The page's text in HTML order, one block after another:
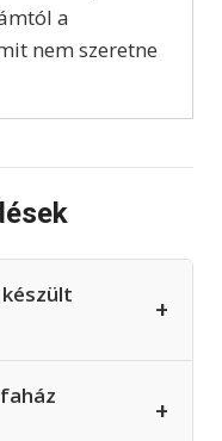
a
nem szeretne
+
+